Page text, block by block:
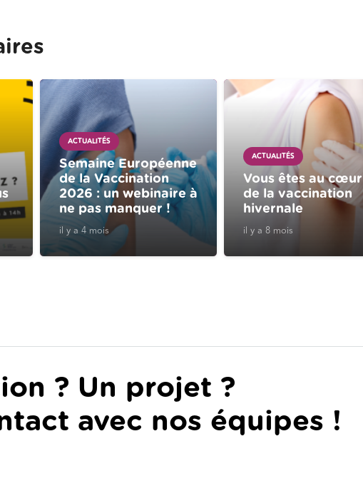
ACTUALITÉS
Semaine Européenne
de la Vaccination
2026 : un webinaire à
ne pas manquer !
il y a 4 mois
ACTUALITÉS
Vous êtes au cœur
de la vaccination
hivernale
il y a 8 mois
? Un projet ?
avec nos équipes !